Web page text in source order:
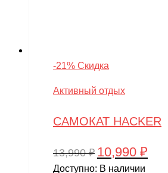
-21% Скидка
Активный отдых
САМОКАТ HACKER
13,990₽ Первоначальная
цена
10,990 ₽
Доступно: В наличии